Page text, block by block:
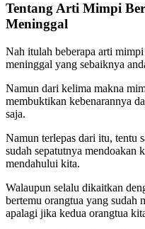
Tentang Arti Mimpi
Meninggal
Nah itulah beberapa arti
meninggal yang sebaiknya
Namun dari kelima makna
membuktikan kebenarannya
saja.
Namun terlepas dari itu, tentu
sudah sepatutnya mendoakan
mendahului kita.
Walaupun selalu dikaitkan
bertemu orangtua yang sudah
apalagi jika kedua orangtua